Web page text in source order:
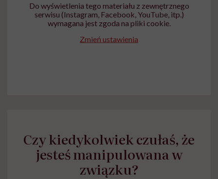
Do wyświetlenia tego materiału z zewnętrznego
serwisu (Instagram, Facebook, YouTube, itp.)
wymagana jest zgoda na pliki cookie.
Zmień ustawienia
Czy kiedykolwiek czułaś, że
jesteś manipulowana w
związku?